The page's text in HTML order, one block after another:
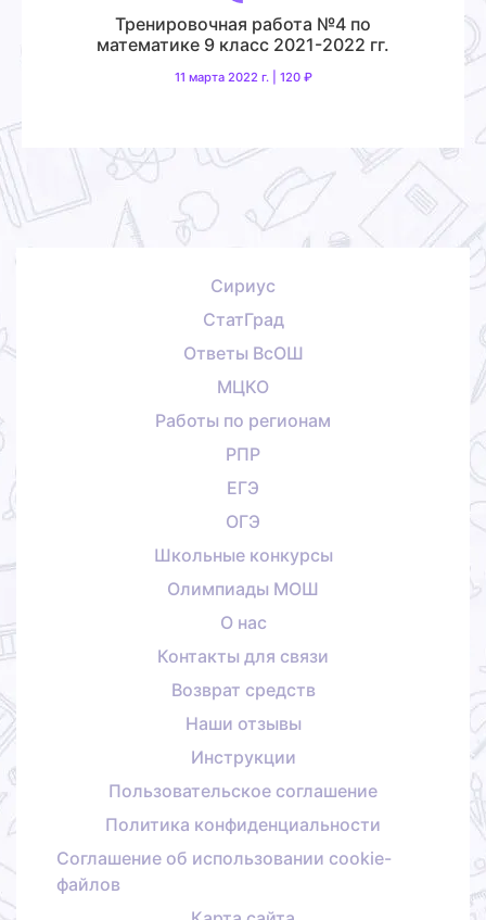
Тренировочная работа №4 по
математике 9 класс 2021-2022 гг.
11 марта 2022 г. | 120 ₽
Сириус
СтатГрад
Ответы ВсОШ
МЦКО
Работы по регионам
РПР
ЕГЭ
ОГЭ
Школьные конкурсы
Олимпиады МОШ
О нас
Контакты для связи
Возврат средств
Наши отзывы
Инструкции
Пользовательское соглашение
Политика конфиденциальности
Соглашение об использовании cookie-
файлов